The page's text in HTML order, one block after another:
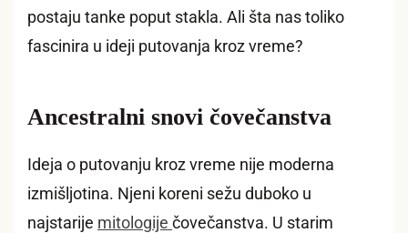
postaju tanke poput stakla. Ali šta nas toliko
fascinira u ideji putovanja kroz vreme?
Ancestralni snovi čovečanstva
Ideja o putovanju kroz vreme nije moderna
izmišljotina. Njeni koreni sežu duboko u
najstarije mitologije čovečanstva. U starim